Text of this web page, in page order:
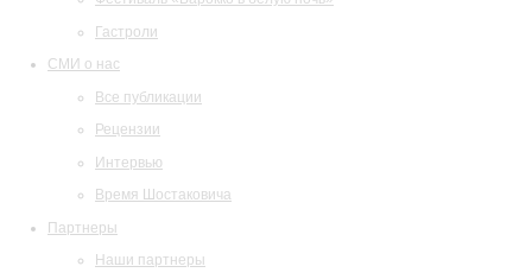
Гастроли
СМИ о нас
Все публикации
Рецензии
Интервью
Время Шостаковича
Партнеры
Наши партнеры